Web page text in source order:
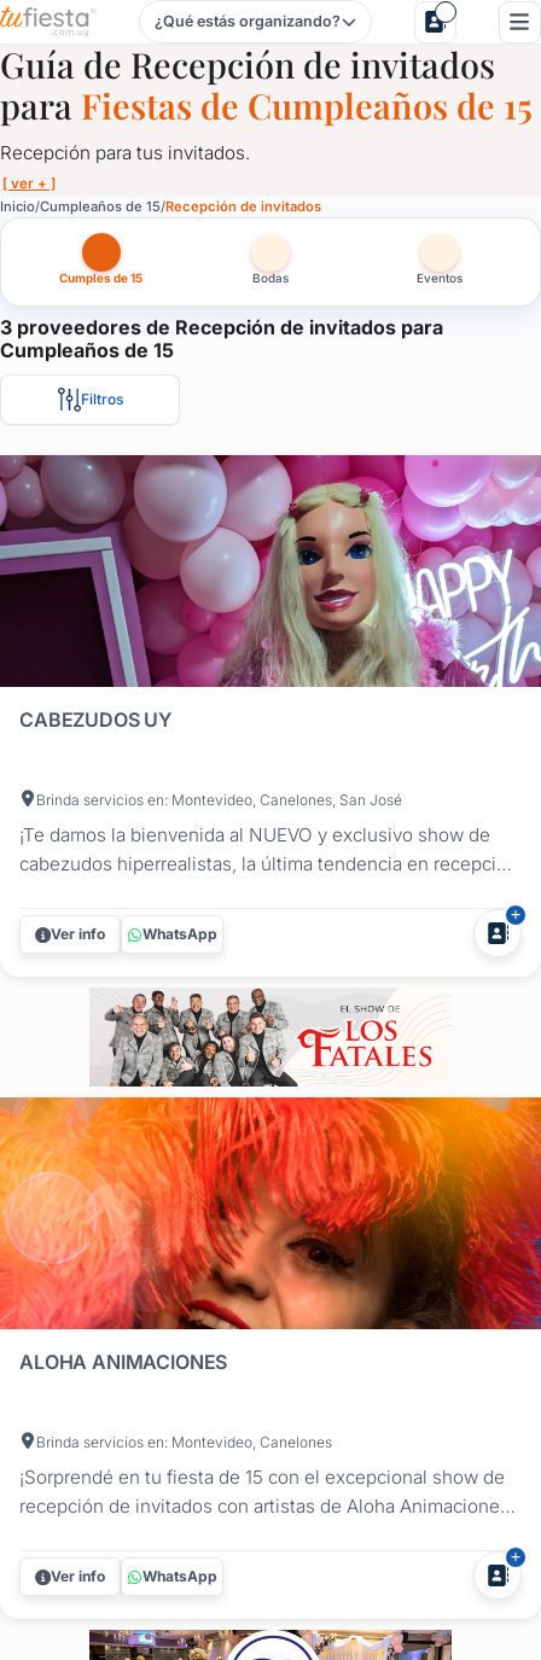
Recepción de invitados para Cumpleaños de 15 en Uruguay
¿Qué estás organizando?
Guía de Recepción de invitados
para Fiestas de Cumpleaños de 15
Recepción para tus invitados.
[ ver + ]
Inicio Cumpleaños de 15 Recepción de invitados
Cumples de 15 Bodas Eventos
3 proveedores de Recepción de invitados para
Cumpleaños de 15
Filtros
CABEZUDOS UY
Brinda servicios en: Montevideo, Canelones, San José
¡Te damos la bienvenida al NUEVO y exclusivo show de
cabezudos hiperrealistas, la última tendencia en recepción
totalmente adaptada a tus gustos, porque en Cabezudos
Uy somos fabricantes de diversión y creamos los
Ver info WhatsApp
ALOHA ANIMACIONES
Brinda servicios en: Montevideo, Canelones
¡Sorprendé en tu fiesta de 15 con el excepcional show de
recepción de invitados con artistas de Aloha Animaciones!
deslumbrante? En Aloha Animaciones, entendemos que
tus 15 años son un hito especial en tu vida, y estamos aquí
Ver info WhatsApp
Recepción de invitados para Cumpleaños de 15 en Uruguay
Recepción para tus invitados.
Servicios de recepción para fiestas, cumpleaños de 15,
Impresioná a tus invitados desde el primer minuto que llegan a